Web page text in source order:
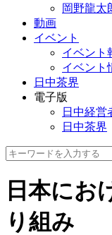
岡野龍太
動画
イベント
イベント
イベント
日中茶界
電子版
日中経営
日中茶界
日本にお
り組み